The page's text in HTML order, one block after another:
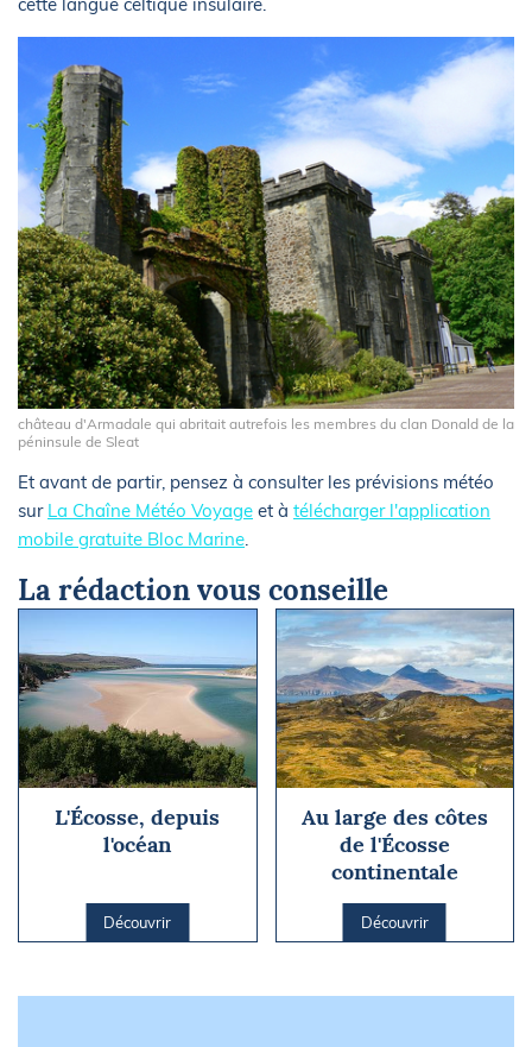
château d'Armadale qui abritait autrefois les membres du clan Donald de la
péninsule de Sleat
Et avant de partir, pensez à consulter les prévisions météo
sur La Chaîne Météo Voyage et à télécharger l'application
mobile gratuite Bloc Marine.
La rédaction vous conseille
L'Écosse, depuis
l'océan
Découvrir
Au large des côtes
de l'Écosse
continentale
Découvrir